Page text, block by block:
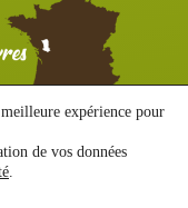
| PLAN DU SITE|
expérience pour
de vos données
.